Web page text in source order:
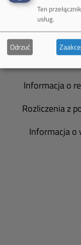
Informacja o
Rozliczenia z
Informacja o
Ten
usług.
Odrzuć